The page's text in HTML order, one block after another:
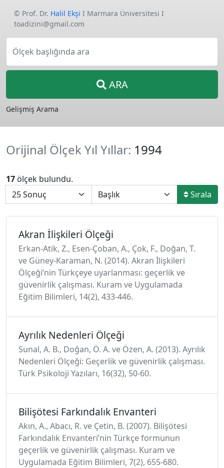
© Prof. Dr. Halil Ekşi I Marmara Üniversitesi I
toadizini@gmail.com
Ölçek başlığında ara
ARA
Gelişmiş Arama
Orijinal Ölçek Yıl Yıllar: 1994
17 ölçek bulundu.
Sırala
Akran İlişkileri Ölçeği
Erkan-Atik, Z., Esen-Çoban, A., Çok, F., Doğan, T.
ve Güney-Karaman, N. (2014). Akran İlişkileri
Ölçeği’nin Türkçeye uyarlanması: geçerlik ve
güvenirlik çalışması. Kuram ve Uygulamada
Eğitim Bilimleri, 14(2), 433-446.
Ayrılık Nedenleri Ölçeği
Sunal, A. B., Doğan, Ö. A. ve Özen, A. (2013). Ayrılık
Nedenleri Ölçeği: Geçerlik ve güvenirlik çalışması.
Türk Psikoloji Yazıları, 16(32), 50-60.
Bilişötesi Farkındalık Envanteri
Akın, A., Abacı, R. ve Çetin, B. (2007). Bilişötesi
Farkındalık Envanteri’nin Türkçe formunun
geçerlik ve güvenirlik çalışması. Kuram ve
Uygulamada Eğitim Bilimleri, 7(2), 655-680.